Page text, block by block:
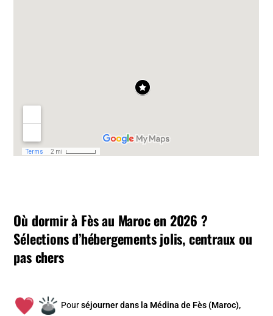
Où dormir à Fès au Maroc en 2026 ?
Sélections d’hébergements jolis, centraux ou
pas chers
Pourséjourner dans la Médina de Fès (Maroc),